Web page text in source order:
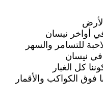
أواخر نيسان
للتسامر والسهر
نيسان
كل الغبار
فوق الكواكب والأقمار